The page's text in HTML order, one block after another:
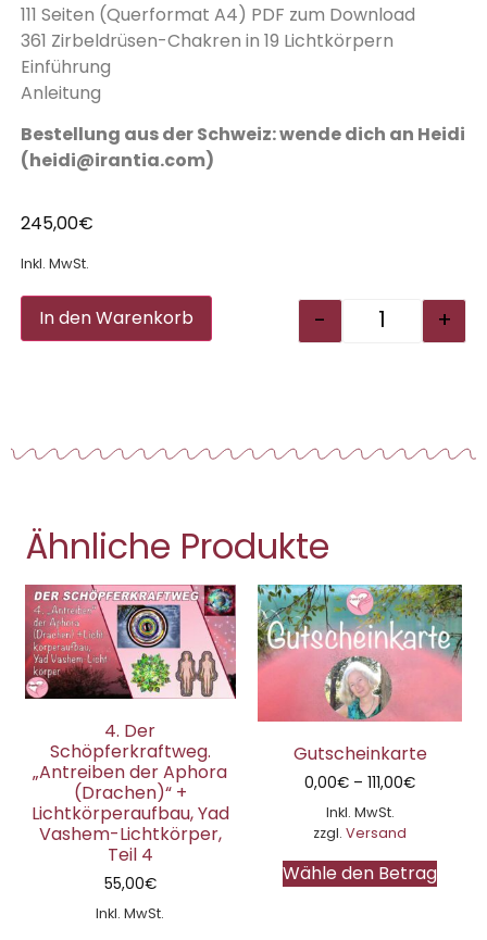
111 Seiten (Querformat A4) PDF zum Download
361 Zirbeldrüsen-Chakren in 19 Lichtkörpern
Einführung
Anleitung
Bestellung aus der Schweiz: wende dich an Heidi
(heidi@irantia.com)
245,00€
Inkl. MwSt.
- +
In den Warenkorb Alternative:
Ähnliche Produkte
4. Der
Schöpferkraftweg.
„Antreiben der Aphora
(Drachen)“ +
Lichtkörperaufbau, Yad
Vashem-Lichtkörper,
Teil 4
55,00€
Inkl. MwSt.
Gutscheinkarte
0,00€ – 111,00€
Inkl. MwSt.
zzgl. Versand
Wähle den Betrag